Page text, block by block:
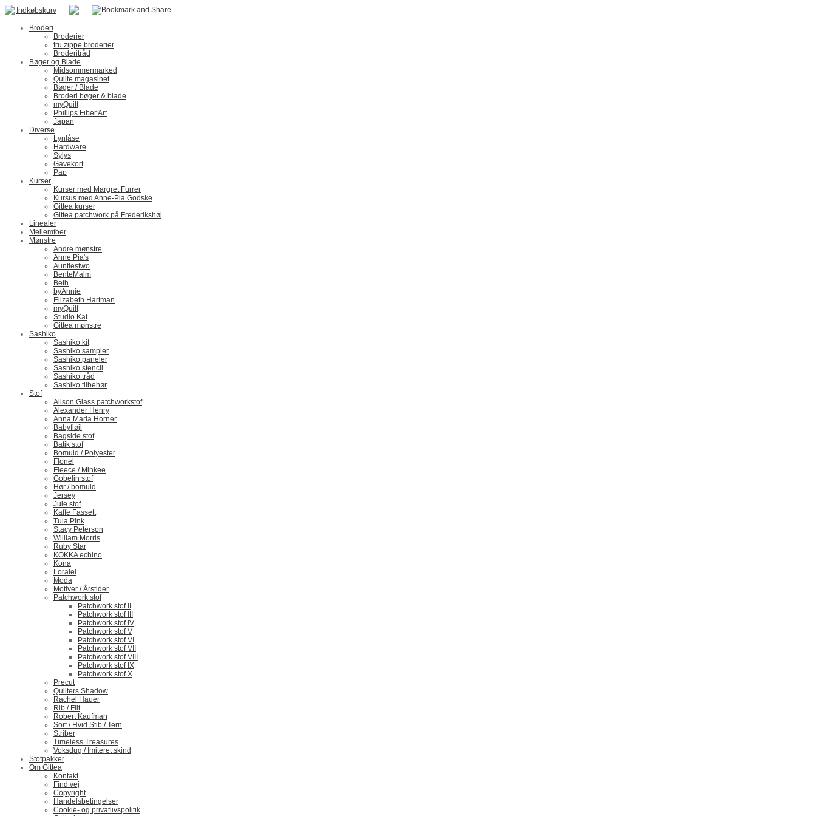
Indkøbskurv
Broderi
Broderier
fru zippe broderier
Broderitråd
Bøger og Blade
Midsommermarked
Quilte magasinet
Bøger / Blade
Broderi bøger & blade
myQuilt
Phillips Fiber Art
Japan
Diverse
Lynlåse
Hardware
Sylys
Gavekort
Pap
Kurser
Kurser med Margret Furrer
Kursus med Anne-Pia Godske
Gittea kurser
Gittea patchwork på Frederikshøj
Linealer
Mellemfoer
Mønstre
Andre mønstre
Anne Pia's
Auntiestwo
BenteMalm
Beth
byAnnie
Elizabeth Hartman
myQuilt
Studio Kat
Gittea mønstre
Sashiko
Sashiko kit
Sashiko sampler
Sashiko paneler
Sashiko stencil
Sashiko tråd
Sashiko tilbehør
Stof
Alison Glass patchworkstof
Alexander Henry
Anna Maria Horner
Babyfløjl
Bagside stof
Batik stof
Bomuld / Polyester
Flonel
Fleece / Minkee
Gobelin stof
Hør / bomuld
Jersey
Jule stof
Kaffe Fassett
Tula Pink
Stacy Peterson
William Morris
Ruby Star
KOKKA echino
Kona
Loralei
Moda
Motiver / Årstider
Patchwork stof
Patchwork stof II
Patchwork stof III
Patchwork stof IV
Patchwork stof V
Patchwork stof VI
Patchwork stof VII
Patchwork stof VIII
Patchwork stof IX
Patchwork stof X
Precut
Quilters Shadow
Rachel Hauer
Rib / Filt
Robert Kaufman
Sort / Hvid Stib / Tern
Striber
Timeless Treasures
Voksdug / Imiteret skind
Stofpakker
Om Gittea
Kontakt
Find vej
Copyright
Handelsbetingelser
Cookie- og privatlivspolitik